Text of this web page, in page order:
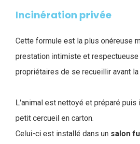
Incinération privée
Cette formule est la plus onéreuse
prestation intimiste et respectueuse
propriétaires de se recueillir avant la
L'animal est nettoyé et préparé puis
petit cercueil en carton.
Celui-ci est installé dans un salon